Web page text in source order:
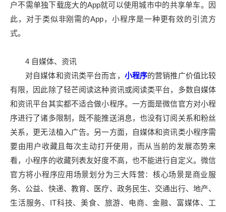
户不需单独下载庞大的App就可以使用城市中的共享单车。因
此，对于类似非刚需的App，小程序是一种更有效的引流方
式。
4 自媒体、资讯
对自媒体和资讯类平台而言， 小程序的营销推广价值比较
有限，因此除了轻芒阅读这种资讯或阅读类平台，多数自媒体
和资讯平台其实都不适合做小程序。一方面是微信官方对小程
序进行了诸多限制，既不能推送消息，也没有订阅关系和粉丝
关系，更无法植入广告。另一方面，自媒体和资讯类小程序需
要由用户收藏且每次主动打开使用，而从当前的发展态势来
看，小程序的收藏列表友好度不高，也不能进行自定义。微信
官方将小程序应用场景划分为三大阵营：核心场景是商业服
务、公益、快递、教育、医疗、政务民生、交通出行、地产、
生活服务、IT科技、美食、旅游、电商、金融、富媒体、工